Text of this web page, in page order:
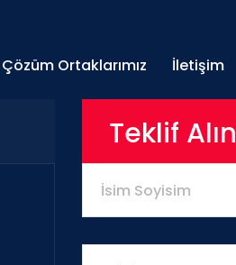
Çözüm Ortaklarımız İletişim
Teklif Alın